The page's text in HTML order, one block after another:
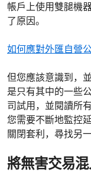
帳戶上使用雙腿機
了原因。
如何應對外匯自營
但您應該意識到，
是只有其中的一些
司試用，並閱讀所
您需要不斷地監控
關閉套利，尋找另
將無害交易